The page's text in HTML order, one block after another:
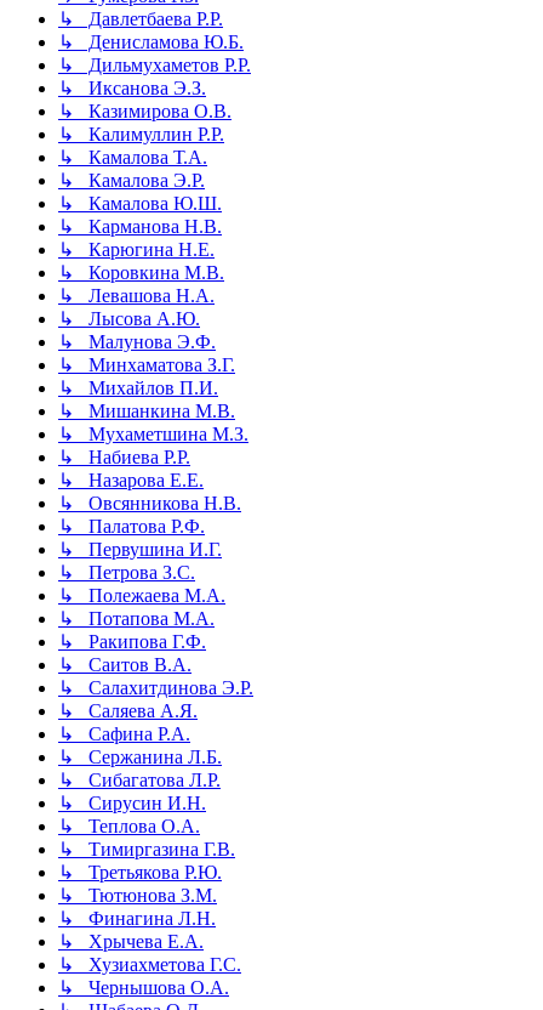
↳ Давлетбаева Р.Р.
↳ Денисламова Ю.Б.
↳ Дильмухаметов Р.Р.
↳ Иксанова Э.З.
↳ Казимирова О.В.
↳ Калимуллин Р.Р.
↳ Камалова Т.А.
↳ Камалова Э.Р.
↳ Камалова Ю.Ш.
↳ Карманова Н.В.
↳ Карюгина Н.Е.
↳ Коровкина М.В.
↳ Левашова Н.А.
↳ Лысова А.Ю.
↳ Малунова Э.Ф.
↳ Минхаматова З.Г.
↳ Михайлов П.И.
↳ Мишанкина М.В.
↳ Мухаметшина М.З.
↳ Набиева Р.Р.
↳ Назарова Е.Е.
↳ Овсянникова Н.В.
↳ Палатова Р.Ф.
↳ Первушина И.Г.
↳ Петрова З.С.
↳ Полежаева М.А.
↳ Потапова М.А.
↳ Ракипова Г.Ф.
↳ Саитов В.А.
↳ Салахитдинова Э.Р.
↳ Саляева А.Я.
↳ Сафина Р.А.
↳ Сержанина Л.Б.
↳ Сибагатова Л.Р.
↳ Сирусин И.Н.
↳ Теплова О.А.
↳ Тимиргазина Г.В.
↳ Третьякова Р.Ю.
↳ Тютюнова З.М.
↳ Финагина Л.Н.
↳ Хрычева Е.А.
↳ Хузиахметова Г.С.
↳ Чернышова О.А.